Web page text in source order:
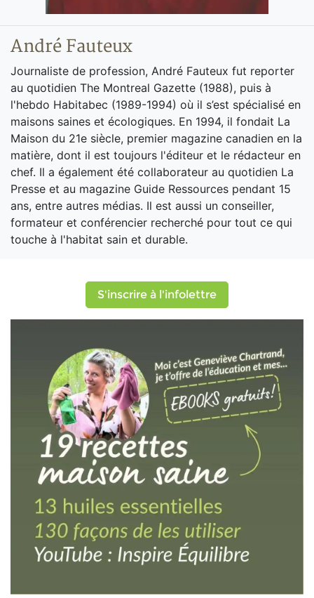
André Fauteux
Journaliste de profession, André Fauteux fut reporter
au quotidien The Montreal Gazette (1988), puis à
l'hebdo Habitabec (1989-1994) où il s’est spécialisé en
maisons saines et écologiques. En 1994, il fondait La
Maison du 21e siècle, premier magazine canadien en la
matière, dont il est toujours l'éditeur et le rédacteur en
chef. Il a également été collaborateur au quotidien La
Presse et au magazine Guide Ressources pendant 15
ans, entre autres médias. Il est aussi un conseiller,
formateur et conférencier recherché pour tout ce qui
touche à l'habitat sain et durable.
S'inscrire à l'infolettre